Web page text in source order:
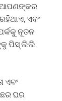
ଆପଣଙ୍କର
ଏବଂ
ନୂତନ
ପିସ୍ ଲିଲି
ଏବଂ
ଘର